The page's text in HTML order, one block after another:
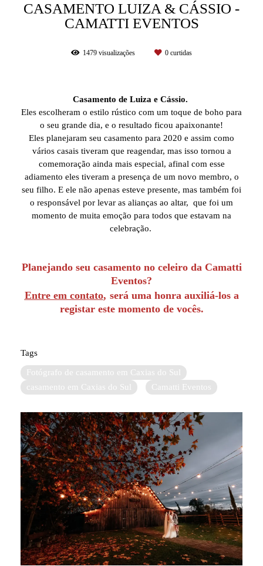
CASAMENTO LUIZA & CÁSSIO -
CAMATTI EVENTOS
1479 visualizações 0 curtidas
Casamento de Luiza e Cássio.
Eles escolheram o estilo rústico com um toque de boho para
o seu grande dia, e o resultado ficou apaixonante!
Eles planejaram seu casamento para 2020 e assim como
vários casais tiveram que reagendar, mas isso tornou a
comemoração ainda mais especial, afinal com esse
adiamento eles tiveram a presença de um novo membro, o
seu filho. E ele não apenas esteve presente, mas também foi
o responsável por levar as alianças ao altar, que foi um
momento de muita emoção para todos que estavam na
celebração.
Planejando seu casamento no celeiro da Camatti
Eventos?
Entre em contato, será uma honra auxiliá-los a
registar este momento de vocês.
Tags
Fotógrafo de casamento em Caxias do Sul
casamento em Caxias do Sul
Camatti Eventos